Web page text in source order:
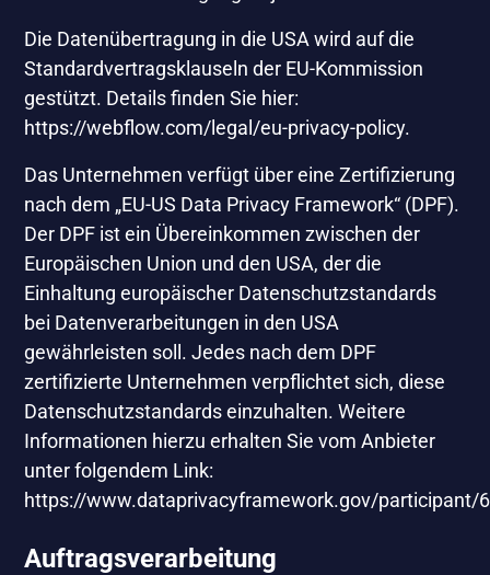
Die Datenübertragung in die USA wird auf die
Standardvertragsklauseln der EU-Kommission
gestützt. Details finden Sie hier:
https://webflow.com/legal/eu-privacy-policy.
Das Unternehmen verfügt über eine Zertifizierung
nach dem „EU-US Data Privacy Framework“ (DPF).
Der DPF ist ein Übereinkommen zwischen der
Europäischen Union und den USA, der die
Einhaltung europäischer Datenschutzstandards
bei Datenverarbeitungen in den USA
gewährleisten soll. Jedes nach dem DPF
zertifizierte Unternehmen verpflichtet sich, diese
Datenschutzstandards einzuhalten. Weitere
Informationen hierzu erhalten Sie vom Anbieter
unter folgendem Link:
https://www.dataprivacyframework.gov/participant/
Auftragsverarbeitung